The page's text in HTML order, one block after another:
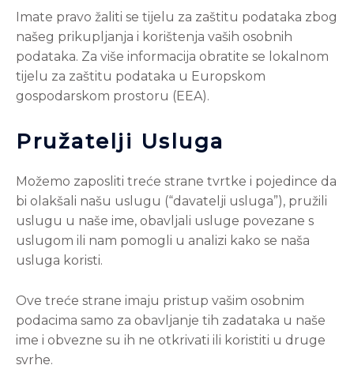
Imate pravo žaliti se tijelu za zaštitu podataka zbog
našeg prikupljanja i korištenja vaših osobnih
podataka. Za više informacija obratite se lokalnom
tijelu za zaštitu podataka u Europskom
gospodarskom prostoru (EEA).
Pružatelji Usluga
Možemo zaposliti treće strane tvrtke i pojedince da
bi olakšali našu uslugu (“davatelji usluga”), pružili
uslugu u naše ime, obavljali usluge povezane s
uslugom ili nam pomogli u analizi kako se naša
usluga koristi.
Ove treće strane imaju pristup vašim osobnim
podacima samo za obavljanje tih zadataka u naše
ime i obvezne su ih ne otkrivati ili koristiti u druge
svrhe.